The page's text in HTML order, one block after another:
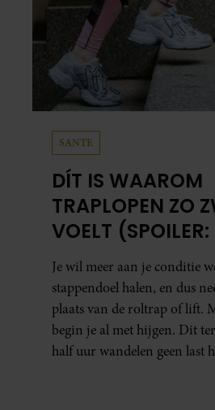
SANTE
DÍT IS WAAROM
TRAPLOPEN ZO
VOELT
NIET AAN JE
Je wil meer aan je conditie
stappendoel halen, en dus
plaats van de roltrap of lift.
begin je al met hijgen. Dit
half uur wandelen geen last